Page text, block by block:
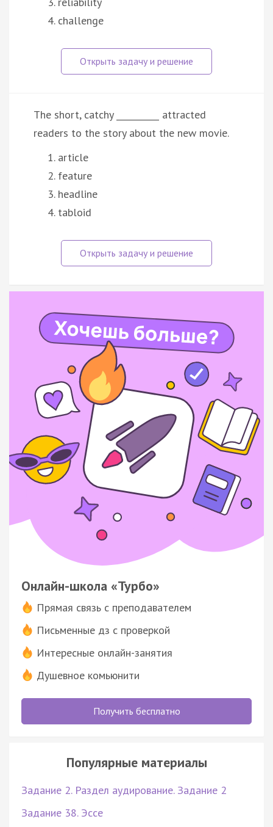
challenge
The short, catchy __________ attracted
readers to the story about the new movie.
article
feature
headline
tabloid
Онлайн-школа «Турбо»
Прямая связь с преподавателем
Письменные дз с проверкой
Интересные онлайн-занятия
Душевное комьюнити
Получить бесплатно
Популярные материалы
Задание 2. Раздел аудирование. Задание 2
Задание 38. Эссе